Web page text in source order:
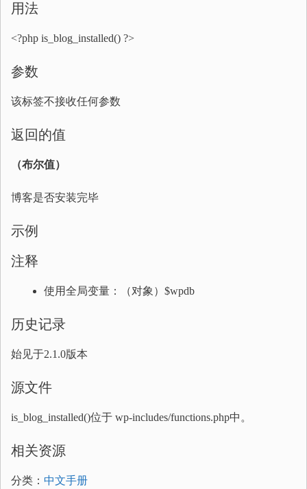
用法
<?php is_blog_installed() ?>
参数
该标签不接收任何参数
返回的值
（布尔值）
博客是否安装完毕
示例
注释
使用全局变量：（对象）$wpdb
历史记录
始见于2.1.0版本
源文件
is_blog_installed()位于 wp-includes/functions.php中。
相关资源
分类： 中文手册